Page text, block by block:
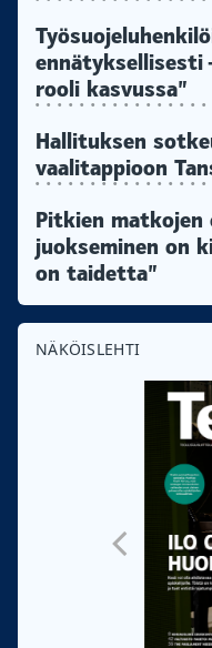
ennätyksellisesti
rooli kasvussa”
Hallituksen
vaalitappioon
Pitkien matkojen
juokseminen on
on taidetta”
NÄKÖISLEHTI